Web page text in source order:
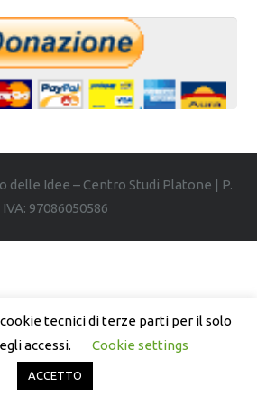
delle Idee – Centro Studi Platone | P.
IVA: 97086050586
tecnici di terze parti per il solo
accessi.
Cookie settings
ACCETTO